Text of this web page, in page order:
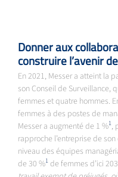
Donner aux
construire l’avenir
En 2021, Messer a atteint la
son Conseil de Surveillance,
femmes et quatre hommes.
femmes à des postes de
Messer a augmenté de 1 %1,
rapproche l’entreprise de
niveau des équipes
de 30 %1 de femmes d’ici